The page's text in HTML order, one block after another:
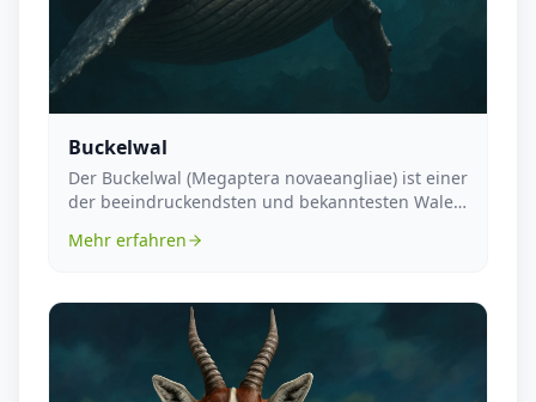
Buckelwal
Der Buckelwal (Megaptera novaeangliae) ist einer
der beeindruckendsten und bekanntesten Wale
Mehr erfahren